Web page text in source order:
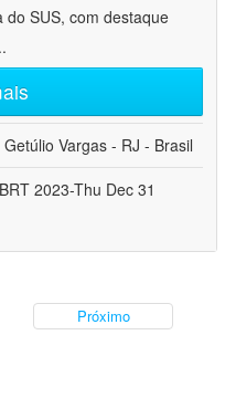
SUS, com destaque
Vargas - RJ - Brasil
2023-Thu Dec 31
Próximo